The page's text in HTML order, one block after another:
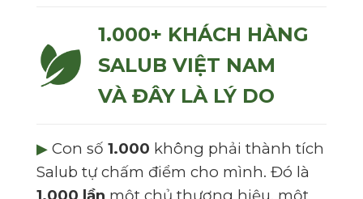
1.000+ KHÁCH HÀNG
SALUB VIỆT NAM
VÀ ĐÂY LÀ LÝ DO
▶ Con số 1.000 không phải thành tích
Salub tự chấm điểm cho mình. Đó là